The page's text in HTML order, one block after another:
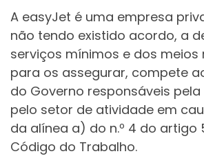
A easyJet é uma empresa
não tendo existido acordo, a
serviços mínimos e dos meios
para os assegurar, compete
do Governo responsáveis
pelo setor de atividade em
da alínea a) do n.º 4 do artigo
Código do Trabalho.